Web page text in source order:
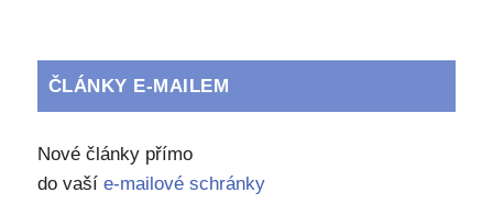
ČLÁNKY E-MAILEM
Nové články přímo
do vaší e-mailové schránky